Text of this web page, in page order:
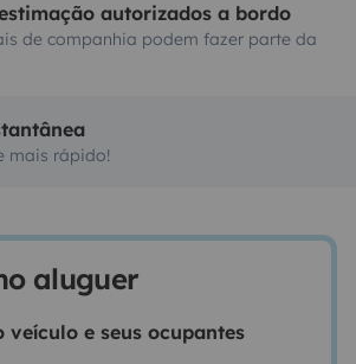
autorizados a bordo
de companhia podem fazer parte da
mais rápido!
aluguer
veículo e seus ocupantes